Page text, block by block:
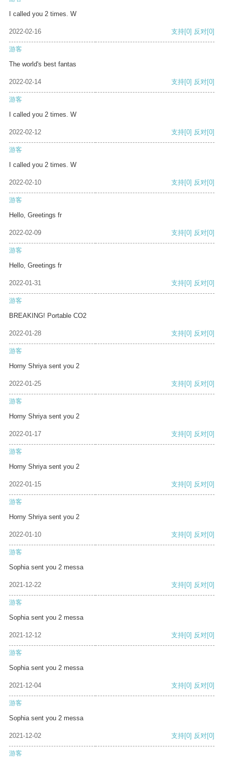
I called you 2 times. W
2022-02-16 支持[0] 反对[0]
游客
The world's best fantas
2022-02-14 支持[0] 反对[0]
游客
I called you 2 times. W
2022-02-12 支持[0] 反对[0]
游客
I called you 2 times. W
2022-02-10 支持[0] 反对[0]
游客
Hello, Greetings fr
2022-02-09 支持[0] 反对[0]
游客
Hello, Greetings fr
2022-01-31 支持[0] 反对[0]
游客
BREAKING! Portable CO2
2022-01-28 支持[0] 反对[0]
游客
Horny Shriya sent you 2
2022-01-25 支持[0] 反对[0]
游客
Horny Shriya sent you 2
2022-01-17 支持[0] 反对[0]
游客
Horny Shriya sent you 2
2022-01-15 支持[0] 反对[0]
游客
Horny Shriya sent you 2
2022-01-10 支持[0] 反对[0]
游客
Sophia sent you 2 messa
2021-12-22 支持[0] 反对[0]
游客
Sophia sent you 2 messa
2021-12-12 支持[0] 反对[0]
游客
Sophia sent you 2 messa
2021-12-04 支持[0] 反对[0]
游客
Sophia sent you 2 messa
2021-12-02 支持[0] 反对[0]
游客